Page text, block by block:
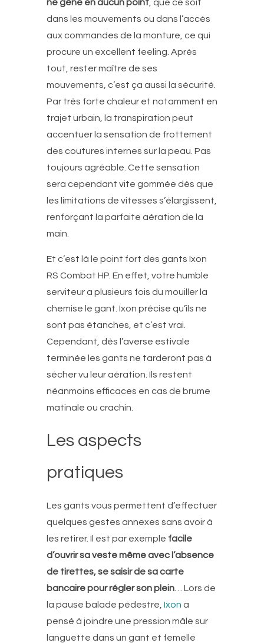
ne gêne en aucun point , que ce soit
dans les mouvements ou dans l’accès
aux commandes de la monture, ce qui
procure un excellent feeling. Après
tout, rester maître de ses
mouvements, c’est ça aussi la sécurité.
Par très forte chaleur et notamment en
trajet urbain, la transpiration peut
accentuer la sensation de frottement
des coutures internes sur la peau. Pas
toujours agréable. Cette sensation
sera cependant vite gommée dès que
les limitations de vitesses s’élargissent,
renforçant la parfaite aération de la
main.
Et c’est là le point fort des gants Ixon
RS Combat HP. En effet, votre humble
serviteur a plusieurs fois du mouiller la
chemise le gant. Ixon précise qu’ils ne
sont pas étanches, et c’est vrai.
Cependant, dès l’averse estivale
terminée les gants ne tarderont pas à
sécher vu leur aération. Ils restent
néanmoins efficaces en cas de brume
matinale ou crachin.
Les aspects
pratiques
Les gants vous permettent d’effectuer
quelques gestes annexes sans avoir à
les retirer. Il est par exemple facile
d’ouvrir sa veste même avec l’absence
de tirettes, se saisir de sa carte
bancaire pour régler son plein … Lors de
la pause balade pédestre, Ixon a
pensé à joindre une pression mâle sur
languette dans un gant et femelle